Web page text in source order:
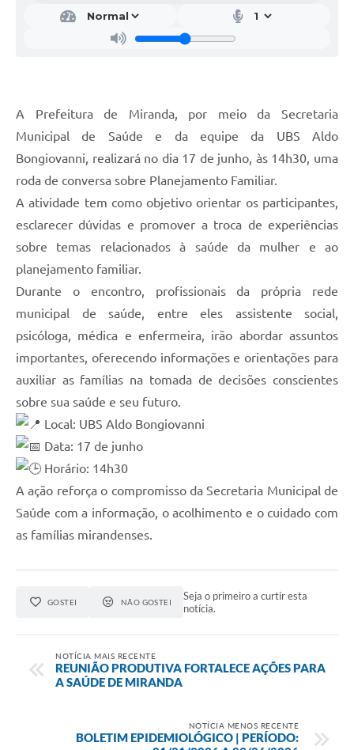
A Prefeitura de Miranda, por meio da Secretaria
Municipal de Saúde e da equipe da UBS Aldo
Bongiovanni, realizará no dia 17 de junho, às 14h30, uma
roda de conversa sobre Planejamento Familiar.
A atividade tem como objetivo orientar os participantes,
esclarecer dúvidas e promover a troca de experiências
sobre temas relacionados à saúde da mulher e ao
planejamento familiar.
Durante o encontro, profissionais da própria rede
municipal de saúde, entre eles assistente social,
psicóloga, médica e enfermeira, irão abordar assuntos
importantes, oferecendo informações e orientações para
auxiliar as famílias na tomada de decisões conscientes
sobre sua saúde e seu futuro.
Local: UBS Aldo Bongiovanni
Data: 17 de junho
Horário: 14h30
A ação reforça o compromisso da Secretaria Municipal de
Saúde com a informação, o acolhimento e o cuidado com
as famílias mirandenses.
GOSTEI NÃO GOSTEI
Seja o primeiro a curtir esta
notícia.
NOTÍCIA MAIS RECENTE
REUNIÃO PRODUTIVA FORTALECE AÇÕES PARA
A SAÚDE DE MIRANDA
NOTÍCIA MENOS RECENTE
BOLETIM EPIDEMIOLÓGICO | PERÍODO: